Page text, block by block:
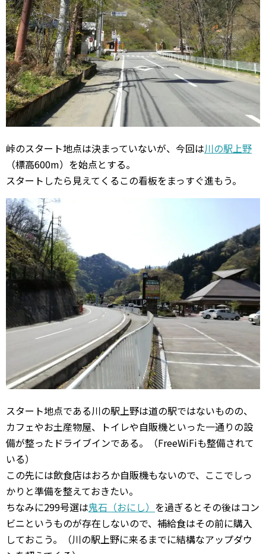
峠のスタート地点は決まっていないが、今回は川の駅上野
（標高600m）を始点とする。
スタートしたら見えてくるこの看板をまっすぐ進もう。
スタート地点である川の駅上野は道の駅ではないものの、
カフェやお土産物屋、トイレや自販機といった一通りの設
備が整ったドライブインである。（FreeWiFiも整備されて
いる）
この先には飲食店はおろか自販機もないので、ここでしっ
かりと準備を整えておきたい。
ちなみに299号選は鬼石（おにし） を過ぎるとその後はコン
ビニというものが存在しないので、補給食はその前に購入
しておこう。（川の駅上野に来るまでに結構なアップダウ